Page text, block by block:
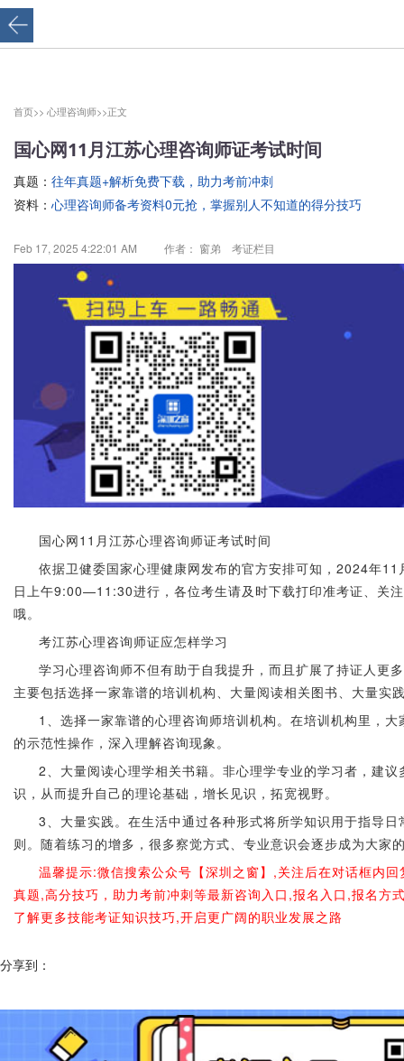
首页>> 心理咨询师>>正文
国心网11月江苏心理咨询师证考试时间
真题： 往年真题+解析免费下载，助力考前冲刺
资料： 心理咨询师备考资料0元抢，掌握别人不知道的得分技巧
Feb 17, 2025 4:22:01 AM 作者： 窗弟 考证栏目
国心网11月江苏心理咨询师证考试时间
依据卫健委国家心理健康网发布的官方安排可知，2024年
日上午9:00—11:30进行，各位考生请及时下载打印准考证、关
哦。
考江苏心理咨询师证应怎样学习
学习心理咨询师不但有助于自我提升，而且扩展了持证人更
主要包括选择一家靠谱的培训机构、大量阅读相关图书、大量实
1、选择一家靠谱的心理咨询师培训机构。在培训机构里，
的示范性操作，深入理解咨询现象。
2、大量阅读心理学相关书籍。非心理学专业的学习者，建
识，从而提升自己的理论基础，增长见识，拓宽视野。
3、大量实践。在生活中通过各种形式将所学知识用于指导
则。随着练习的增多，很多察觉方式、专业意识会逐步成为大家
温馨提示:微信搜索公众号【深圳之窗】,关注后在对话框内
真题,高分技巧，助力考前冲刺等最新咨询入口,报名入口,报名方
了解更多技能考证知识技巧,开启更广阔的职业发展之路
分享到：